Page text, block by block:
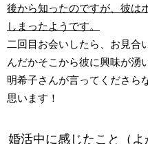
後から知ったのですが、彼は
しまったようです。
二回目お会いしたら、お見
んだかそこから彼に興味が
明希子さんが言ってくださら
思います！
婚活中に感じたこと（よ